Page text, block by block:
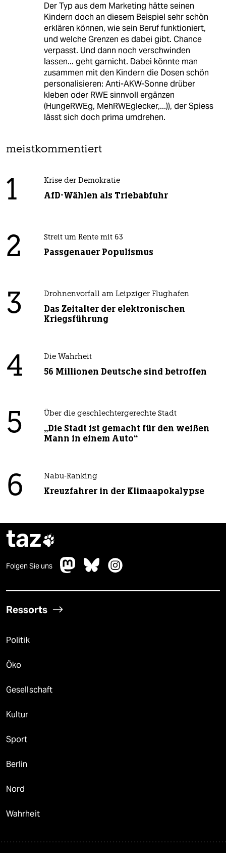
Der Typ aus dem Marketing hätte seinen
Kindern doch an diesem Beispiel sehr schön
erklären können, wie sein Beruf funktioniert,
und welche Grenzen es dabei gibt. Chance
verpasst. Und dann noch verschwinden
lassen... geht garnicht. Dabei könnte man
zusammen mit den Kindern die Dosen schön
personalisieren: Anti-AKW-Sonne drüber
kleben oder RWE sinnvoll ergänzen
(HungeRWEg, MehRWEglecker,...)), der Spiess
lässt sich doch prima umdrehen.
meistkommentiert
1 Krise der Demokratie
AfD-Wählen als Triebabfuhr
2 Streit um Rente mit 63
Passgenauer Populismus
3 Drohnenvorfall am Leipziger Flughafen
Das Zeitalter der elektronischen
Kriegsführung
4 Die Wahrheit
56 Millionen Deutsche sind betroffen
5 Über die geschlechtergerechte Stadt
„Die Stadt ist gemacht für den weißen
Mann in einem Auto“
6 Nabu-Ranking
Kreuzfahrer in der Klimaapokalypse
taz
Folgen Sie uns
Ressorts
Politik
Öko
Gesellschaft
Kultur
Sport
Berlin
Nord
Wahrheit